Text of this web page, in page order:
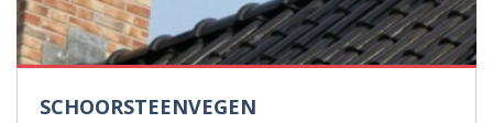
SCHOORSTEENVEGEN